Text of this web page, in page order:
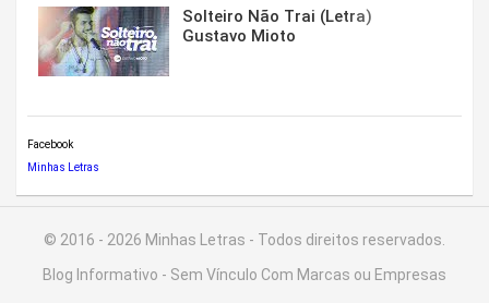
Solteiro Não Trai (Letra)
Gustavo Mioto
Facebook
Minhas Letras
© 2016 - 2026 Minhas Letras - Todos direitos reservados.
Blog Informativo - Sem Vínculo Com Marcas ou Empresas